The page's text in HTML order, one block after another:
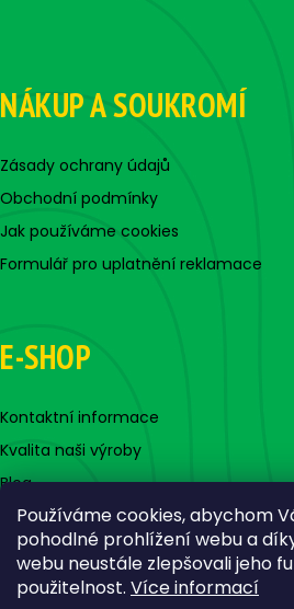
Používáme cookies, abychom
pohodlné prohlížení webu a
webu neustále zlepšovali jeho
použitelnost. Více informací
NÁKUP A SOUKROMÍ
Zásady ochrany údajů
Obchodní podmínky
Jak používáme cookies
Formulář pro uplatnění reklamace
E-SHOP
Kontaktní informace
Kvalita naši výroby
Blog